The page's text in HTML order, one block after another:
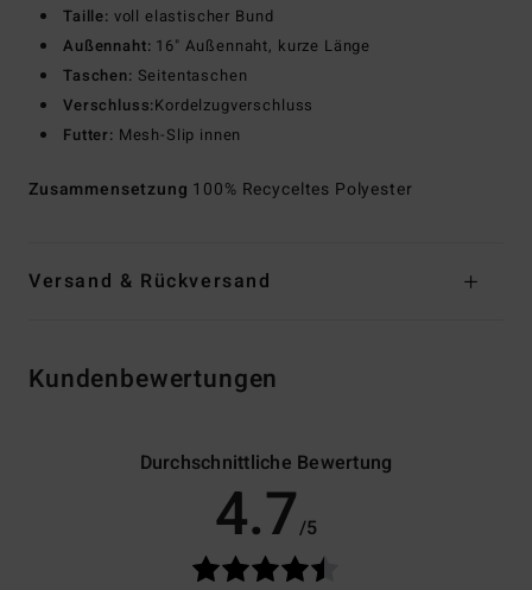
Taille: voll elastischer Bund
Außennaht: 16" Außennaht, kurze Länge
Taschen: Seitentaschen
Verschluss:Kordelzugverschluss
Futter: Mesh-Slip innen
Zusammensetzung 100% Recyceltes Polyester
Versand & Rückversand
Kundenbewertungen
Durchschnittliche Bewertung
4.7/5